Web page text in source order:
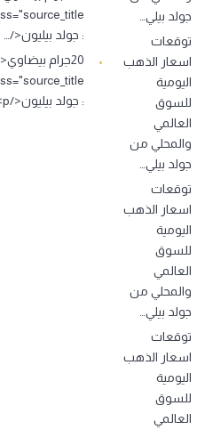
جولد بيلي…
توقعات
اسعار الذهب
اليومية
للسوق
العالمي
والمحلي من
جولد بيلي…
توقعات
اسعار الذهب
اليومية
للسوق
العالمي
والمحلي من
جولد بيلي…
توقعات
اسعار الذهب
اليومية
للسوق
العالمي
: جولد بيليون</…
: جولد بيليون</p>